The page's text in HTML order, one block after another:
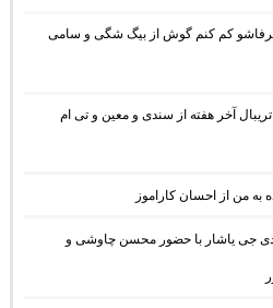
حرفاشو کم کنم گوش از بیگ شگی و سامی
آخر هفته از سندی و معین و تی ام
به من از احسان کاراموز
آهنگ ریمیکس زلزله 5 از دی جی یاشار با حضور محسن چاوشی و